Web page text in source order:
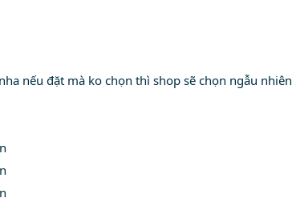
nếu đặt mà ko chọn thì shop sẽ chọn ngẫu nhiên